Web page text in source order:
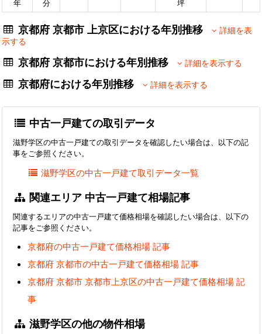
年 分
坪
京都府 京都市 上京区における年別推移
詳細を表
示する
京都府 京都市における年別推移 詳細を表示する
京都府における年別推移 詳細を表示する
中古一戸建ての取引データ
滋野学区の中古一戸建ての取引データを確認したい場合は、以下の記
事をご参照ください。
滋野学区の中古一戸建て取引データ一覧
関連エリア 中古一戸建て相場記事
関連するエリアの中古一戸建て価格相場を確認したい場合は、以下の
記事をご参照ください。
京都府の中古一戸建て価格相場 記事
京都府 京都市の中古一戸建て価格相場 記事
京都府 京都市 京都市上京区の中古一戸建て価格相場 記
事
滋野学区の他の物件相場